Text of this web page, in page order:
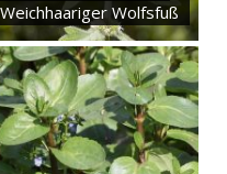
Weichhaariger Wolfsfuß